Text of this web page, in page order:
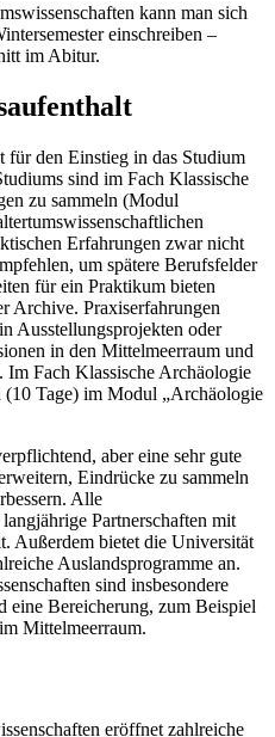
kann man sich
einschreiben –
im Abitur.
für den Einstieg in das Studium
sind im Fach Klassische
zu sammeln (Modul
Erfahrungen zwar nicht
um spätere Berufsfelder
für ein Praktikum bieten
Archive. Praxiserfahrungen
Ausstellungsprojekten oder
in den Mittelmeerraum und
Im Fach Klassische Archäologie
Tage) im Modul „Archäologie
aber eine sehr gute
Eindrücke zu sammeln
Alle
Partnerschaften mit
Außerdem bietet die Universität
Auslandsprogramme an.
sind insbesondere
eine Bereicherung, zum Beispiel
Mittelmeerraum.
eröffnet zahlreiche